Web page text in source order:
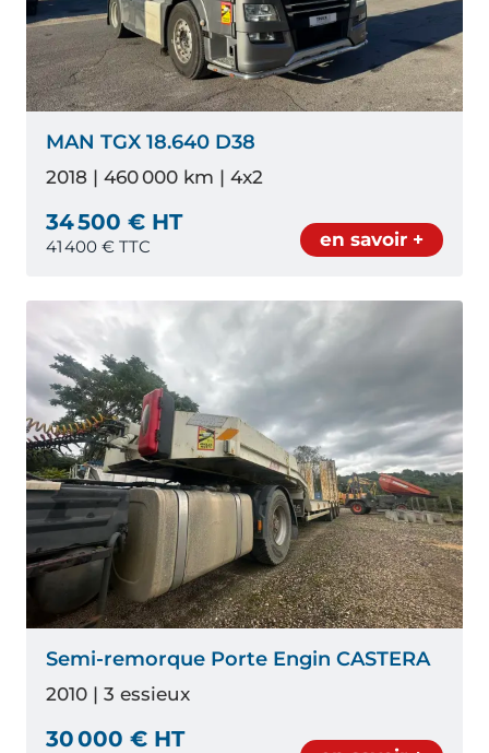
MAN TGX 18.640 D38
2018 | 460 000 km | 4x2
34 500 € HT
41 400 € TTC en savoir +
Semi-remorque Porte Engin CASTERA
2010 | 3 essieux
30 000 € HT